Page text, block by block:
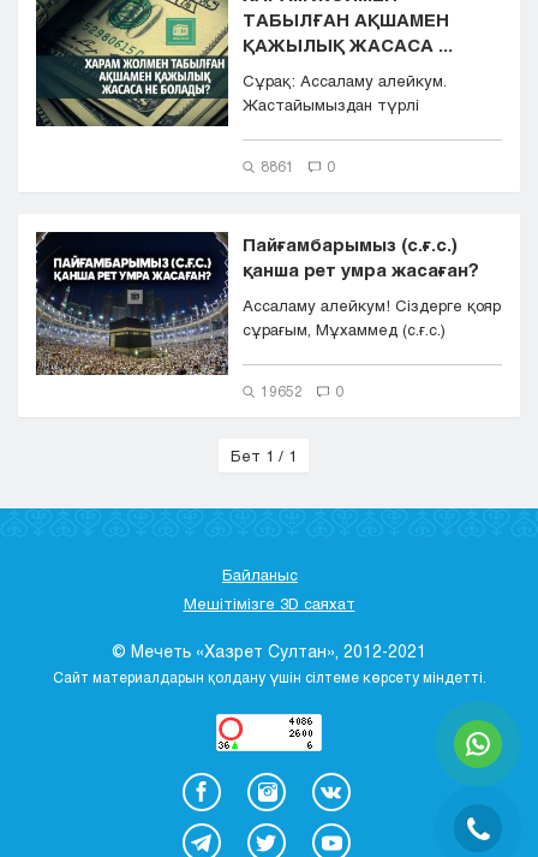
Уральск
Усть-Каменогорск
Шымкент
ТАБЫЛҒАН АҚШАМЕН
ҚАЖЫЛЫҚ ЖАСАСА ...
Сұрақ: Ассаламу алейкум.
Жастайымыздан түрлі
8861 0
Пайғамбарымыз (с.ғ.с.)
қанша рет умра жасаған?
Ассаламу алейкум! Сіздерге қояр
сұрағым, Мұхаммед (с.ғ.с.)
19652 0
Бет 1 / 1
Байланыс
Мешітімізге 3D саяхат
© Мечеть «Хазрет Султан», 2012-2021
Сайт материалдарын қолдану үшін сілтеме көрсету міндетті.